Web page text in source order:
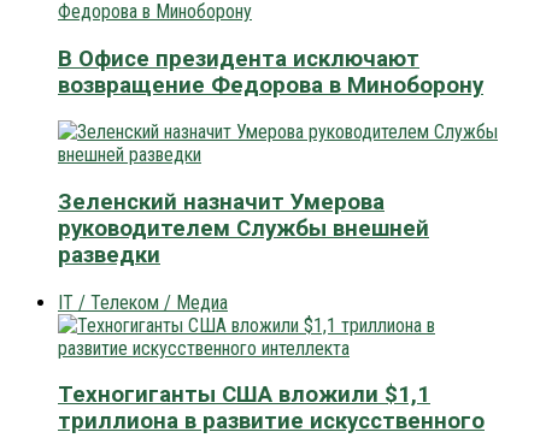
В Офисе президента исключают
возвращение Федорова в Миноборону
Зеленский назначит Умерова
руководителем Службы внешней
разведки
IT / Телеком / Медиа
Техногиганты США вложили $1,1
триллиона в развитие искусственного